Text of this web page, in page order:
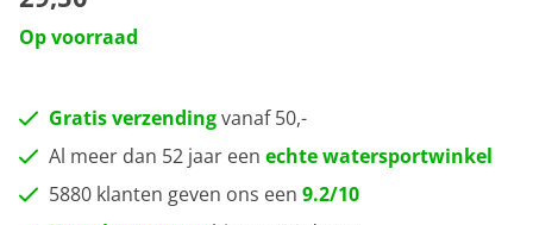
Op voorraad
Gratis verzendingvanaf 50,-
Al meer dan 52 jaar een echte watersportwinkel
5880 klanten geven ons een 9.2/10